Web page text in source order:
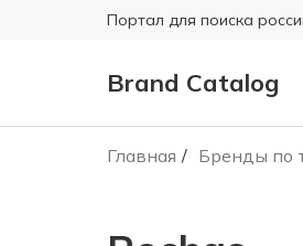
Портал для поиска
Brand Catalog
Главная Бренды по